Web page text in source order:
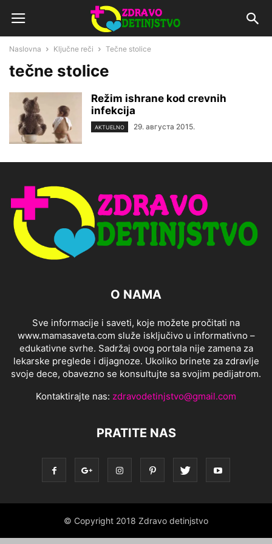
Naslovna Ključne reči Tečne stolice
tečne stolice
Režim ishrane kod crevnih
infekcija
AKTUELNO 29. августа 2015.
O NAMA
Sve informacije i saveti, koje možete pročitati na
www.mamasaveta.com služe isključivo u informativno –
edukativne svrhe. Sadržaj ovog portala nije zamena za
lekarske preglede i dijagnoze. Ukoliko brinete za zdravlje
svoje dece, obavezno se konsultujte sa svojim pedijatrom.
Kontaktirajte nas: zdravodetinjstvo@gmail.com
PRATITE NAS
© Copyright 2018 Zdravo detinjstvo